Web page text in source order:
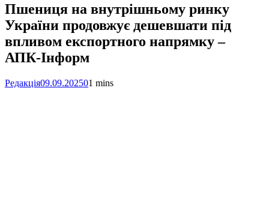
Пшениця на внутрішньому ринку
України продовжує дешевшати під
впливом експортного напрямку –
АПК-Інформ
Редакція09.09.202501 mins